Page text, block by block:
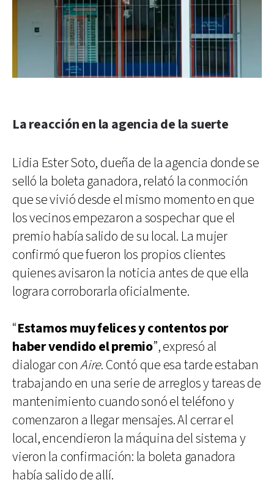
La reacción en la agencia de la suerte
Lidia Ester Soto, dueña de la agencia donde se
selló la boleta ganadora, relató la conmoción
que se vivió desde el mismo momento en que
los vecinos empezaron a sospechar que el
premio había salido de su local. La mujer
confirmó que fueron los propios clientes
quienes avisaron la noticia antes de que ella
lograra corroborarla oficialmente.
“Estamos muy felices y contentos por
haber vendido el premio”, expresó al
dialogar conAire. Contó que esa tarde estaban
trabajando en una serie de arreglos y tareas de
mantenimiento cuando sonó el teléfono y
comenzaron a llegar mensajes. Al cerrar el
local, encendieron la máquina del sistema y
vieron la confirmación: la boleta ganadora
había salido de allí.